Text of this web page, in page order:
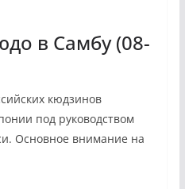
в Самбу (08-
кюдзинов
под руководством
Основное внимание на